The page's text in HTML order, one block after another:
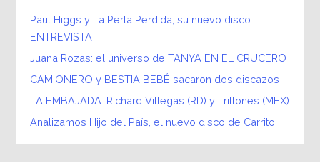
Paul Higgs y La Perla Perdida, su nuevo disco
ENTREVISTA
Juana Rozas: el universo de TANYA EN EL CRUCERO
CAMIONERO y BESTIA BEBÉ sacaron dos discazos
LA EMBAJADA: Richard Villegas (RD) y Trillones (MEX)
Analizamos Hijo del País, el nuevo disco de Carrito